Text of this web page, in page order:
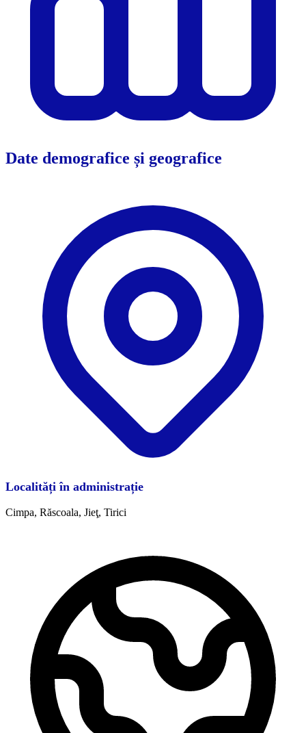
Date demografice și geografice
Localități în administrație
Cimpa, Răscoala, Jieţ, Tirici